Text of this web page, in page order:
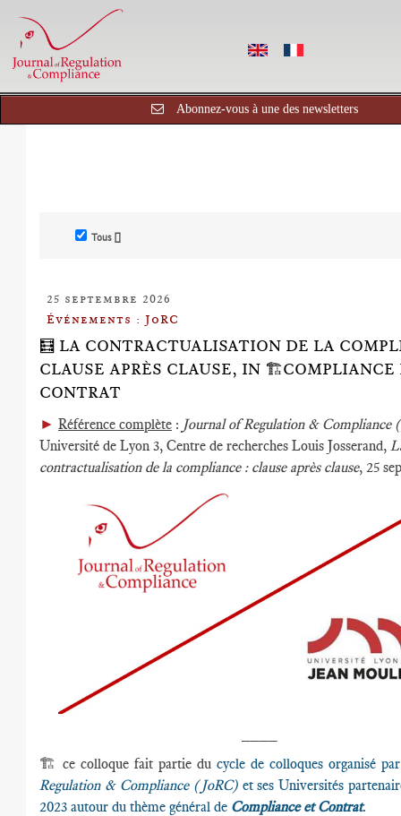
Abonnez-vous à une des newsletters
Tous []
25 septembre 2026
Événements : JoRC
🧮 LA CONTRACTUALISATION DE LA
CLAUSE APRÈS CLAUSE, IN 🏗️COMPLIANCE
CONTRAT
► Référence complète : Journal of Regulation & Compliance
Université de Lyon 3, Centre de recherches Louis Josserand,
contractualisation de la compliance : clause après clause, 25
🏗️ ce colloque fait partie du cycle de colloques organisé
Regulation & Compliance (JoRC) et ses Universités
2023 autour du thème général de Compliance et Contrat.